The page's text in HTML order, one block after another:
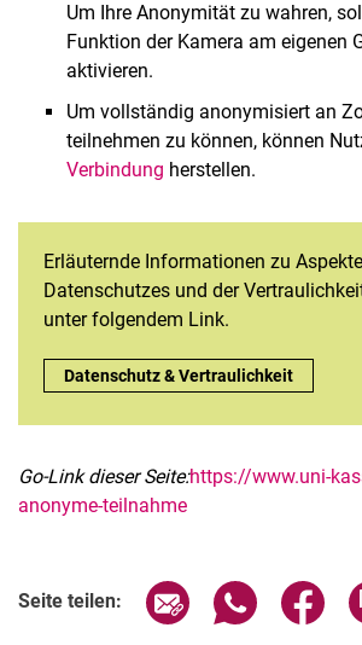
Um Ihre Anonymität zu wahren,
Funktion der Kamera am eigenen
aktivieren.
Um vollständig anonymisiert an
teilnehmen zu können, können
Verbindung herstellen.
Erläuternde Informationen zu
Datenschutzes und der
unter folgendem Link.
Verweis auf Datenschutz &
Datenschutz & Vertraulichkeit
Go-Link dieser Seite:https://www.uni-
anonyme-teilnahme
Seite teilen: Seite über E-Mail
Seite über